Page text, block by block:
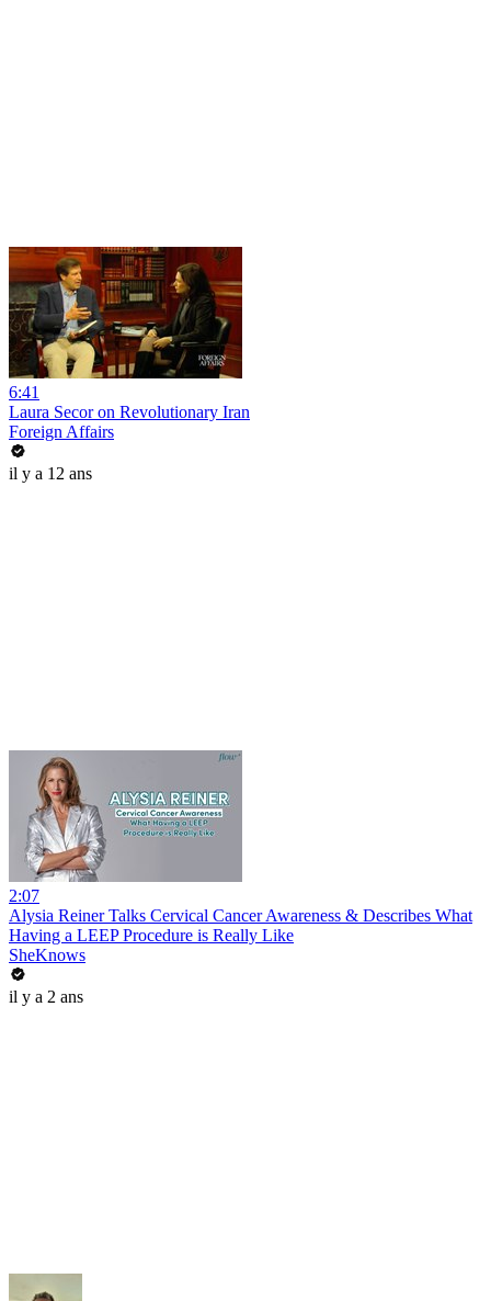
6:41
Laura Secor on Revolutionary Iran
Foreign Affairs
il y a 12 ans
2:07
Alysia Reiner Talks Cervical Cancer Awareness & Describes What
Having a LEEP Procedure is Really Like
SheKnows
il y a 2 ans